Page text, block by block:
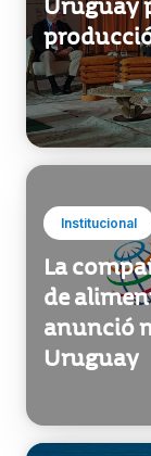
Institucional
de
anunció
Uruguay